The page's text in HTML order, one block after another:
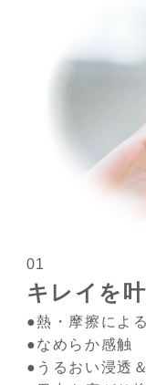
01
キレイを
●熱・摩擦によ
●なめらか感触
●うるおい浸透